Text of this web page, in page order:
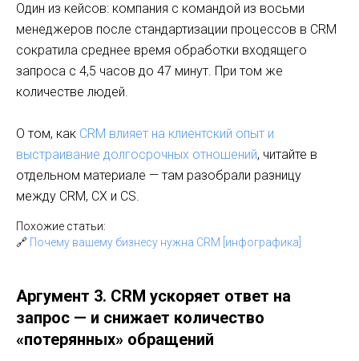
Один из кейсов: компания с командой из восьми
менеджеров после стандартизации процессов в CRM
сократила среднее время обработки входящего
запроса с 4,5 часов до 47 минут. При том же
количестве людей.
О том, как CRM влияет на клиентский опыт и
выстраивание долгосрочных отношений, читайте в
отдельном материале — там разобрали разницу
между CRM, CX и CS.
Похожие статьи:
🔗 Почему вашему бизнесу нужна CRM [инфографика]
Аргумент 3. CRM ускоряет ответ на
запрос — и снижает количество
«потерянных» обращений